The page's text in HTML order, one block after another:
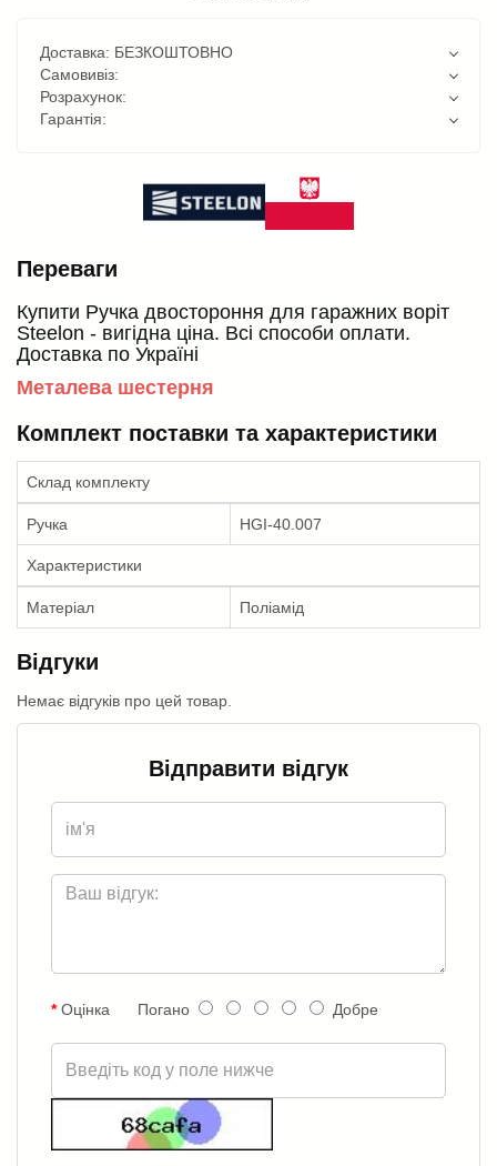
Доставка: БЕЗКОШТОВНО
Самовивіз:
Розрахунок:
Гарантія:
Переваги
Купити Ручка двостороння для гаражних воріт
Steelon - вигідна ціна. Всі способи оплати.
Доставка по Україні
Металева шестерня
Комплект поставки та характеристики
Склад комплекту
Ручка HGI-40.007
Характеристики
Матеріал Поліамід
Відгуки
Немає відгуків про цей товар.
Відправити відгук
Оцінка Погано Добре